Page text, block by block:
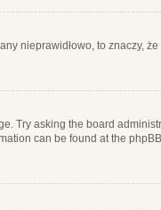
nieprawidłowo, to znaczy,
Try asking the board
can be found at the